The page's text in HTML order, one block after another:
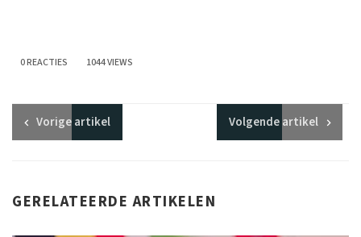
0 REACTIES 1044 VIEWS
Vorigeartikel Volgendeartikel
GERELATEERDE ARTIKELEN